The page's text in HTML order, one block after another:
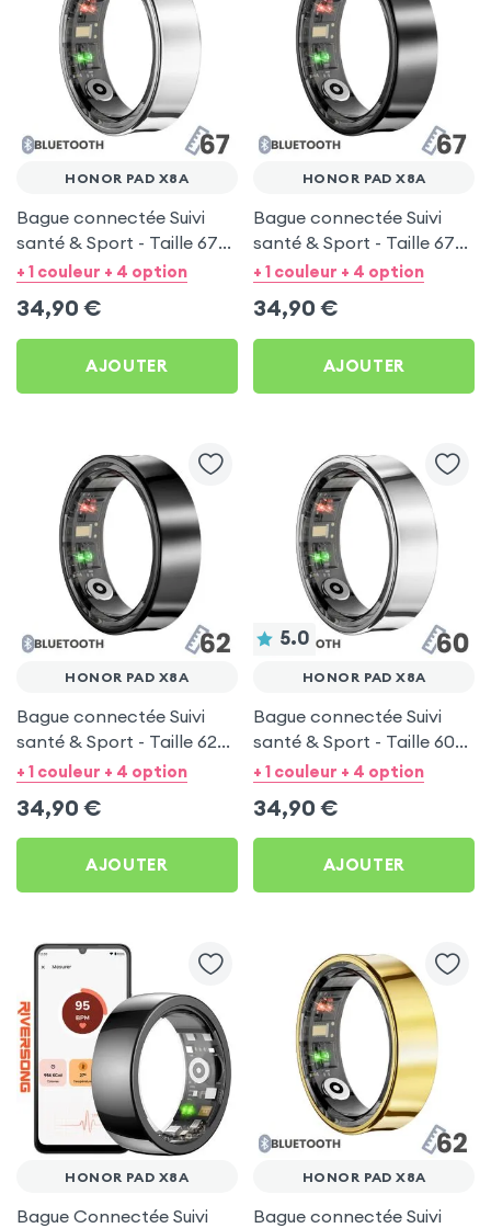
HONOR PAD X8A
Bague connectée Suivi
santé & Sport - Taille 67
Argent
+ 1 couleur + 4 option
34,90 €
AJOUTER
HONOR PAD X8A
Bague connectée Suivi
santé & Sport - Taille 67
Noir
+ 1 couleur + 4 option
34,90 €
AJOUTER
HONOR PAD X8A
Bague connectée Suivi
santé & Sport - Taille 62
Noir
+ 1 couleur + 4 option
34,90 €
AJOUTER
5.0
HONOR PAD X8A
Bague connectée Suivi
santé & Sport - Taille 60
Argent
+ 1 couleur + 4 option
34,90 €
AJOUTER
HONOR PAD X8A
Bague Connectée Suivi
HONOR PAD X8A
Bague connectée Suivi